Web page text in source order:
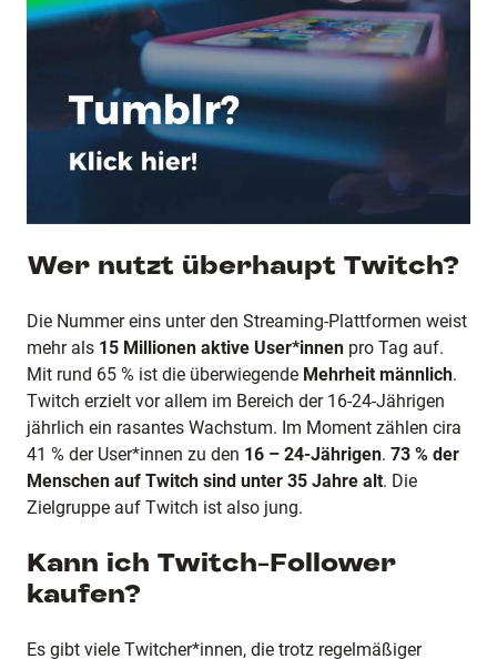
Wer nutzt überhaupt Twitch?
Die Nummer eins unter den Streaming-Plattformen weist
mehr als 15 Millionen aktive User*innen pro Tag auf.
Mit rund 65 % ist die überwiegende Mehrheit männlich.
Twitch erzielt vor allem im Bereich der 16-24-Jährigen
jährlich ein rasantes Wachstum. Im Moment zählen cira
41 % der User*innen zu den 16 – 24-Jährigen. 73 % der
Menschen auf Twitch sind unter 35 Jahre alt. Die
Zielgruppe auf Twitch ist also jung.
Kann ich Twitch-Follower
kaufen?
Es gibt viele Twitcher*innen, die trotz regelmäßiger